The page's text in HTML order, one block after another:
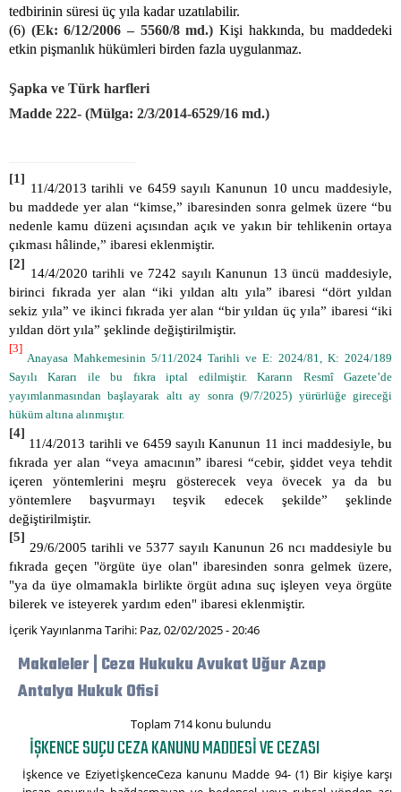
tedbirinin süresi üç yıla kadar uzatılabilir.
(6) (Ek: 6/12/2006 – 5560/8 md.) Kişi hakkında, bu maddedeki
etkin pişmanlık hükümleri birden fazla uygulanmaz.
Şapka ve Türk harfleri
Madde 222- (Mülga: 2/3/2014-6529/16 md.)
[1]
11/4/2013 tarihli ve 6459 sayılı Kanunun 10 uncu maddesiyle,
bu maddede yer alan “kimse,” ibaresinden sonra gelmek üzere “bu
nedenle kamu düzeni açısından açık ve yakın bir tehlikenin ortaya
çıkması hâlinde,” ibaresi eklenmiştir.
[2]
14/4/2020 tarihli ve 7242 sayılı Kanunun 13 üncü maddesiyle,
birinci fıkrada yer alan “iki yıldan altı yıla” ibaresi “dört yıldan
sekiz yıla” ve ikinci fıkrada yer alan “bir yıldan üç yıla” ibaresi “iki
yıldan dört yıla” şeklinde değiştirilmiştir.
[3]
Anayasa Mahkemesinin 5/11/2024 Tarihli ve E: 2024/81, K: 2024/189
Sayılı Kararı ile bu fıkra iptal edilmiştir. Kararın Resmî Gazete’de
yayımlanmasından başlayarak altı ay sonra (9/7/2025) yürürlüğe gireceği
hüküm altına alınmıştır.
[4]
11/4/2013 tarihli ve 6459 sayılı Kanunun 11 inci maddesiyle, bu
fıkrada yer alan “veya amacının” ibaresi “cebir, şiddet veya tehdit
içeren yöntemlerini meşru gösterecek veya övecek ya da bu
yöntemlere başvurmayı teşvik edecek şekilde” şeklinde
değiştirilmiştir.
[5]
29/6/2005 tarihli ve 5377 sayılı Kanunun 26 ncı maddesiyle bu
fıkrada geçen "örgüte üye olan" ibaresinden sonra gelmek üzere,
"ya da üye olmamakla birlikte örgüt adına suç işleyen veya örgüte
bilerek ve isteyerek yardım eden" ibaresi eklenmiştir.
İçerik Yayınlanma Tarihi: Paz, 02/02/2025 - 20:46
Makaleler | Ceza Hukuku Avukat Uğur Azap
Antalya Hukuk Ofisi
Toplam 714 konu bulundu
İŞKENCE SUÇU CEZA KANUNU MADDESI VE CEZASI
İşkence ve EziyetİşkenceCeza kanunu Madde 94- (1) Bir kişiye karşı